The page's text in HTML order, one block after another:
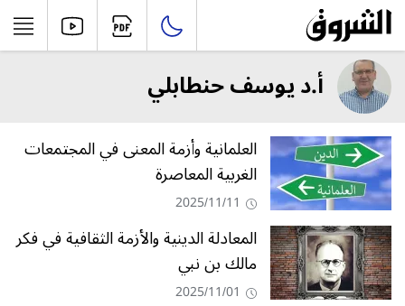
أ.د يوسف حنطابلي
العلمانية وأزمة المعنى في المجتمعات
الغربية المعاصرة
2025/11/11
المعادلة الدينية والأزمة الثقافية في فكر
مالك بن نبي
2025/11/01